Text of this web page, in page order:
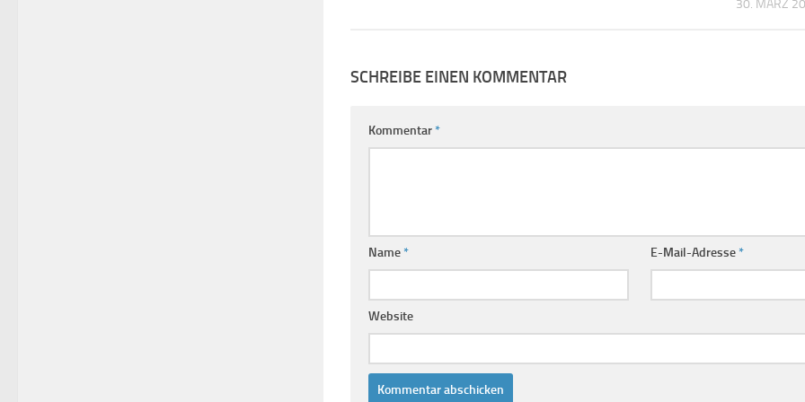
30. MÄRZ
SCHREIBE EINEN KOMMENTAR
Kommentar*
Name* E-Mail-Adresse*
Website